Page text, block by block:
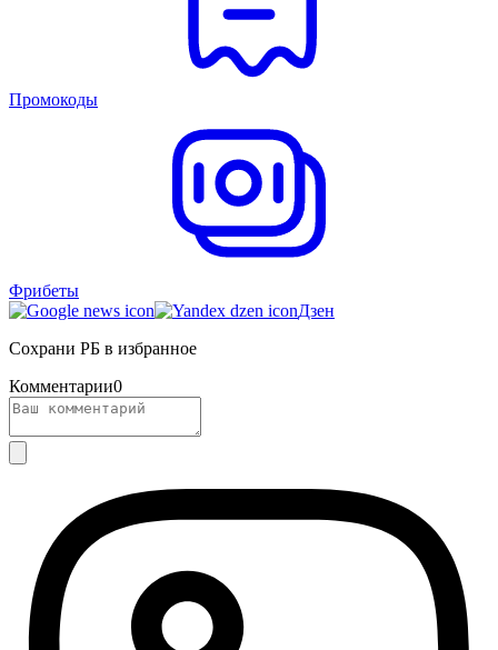
Промокоды
Фрибеты
Дзен
Сохрани РБ в избранное
Комментарии0